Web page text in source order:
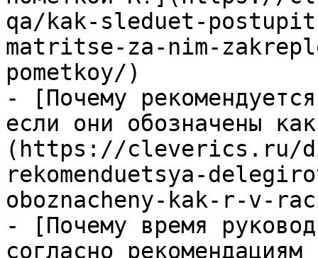
qa/kak-sleduet-
matritse-za-nim-
pometkoy/)
- [Почему
если они обозначены
(https://cleverics.ru/
rekomenduetsya-
oboznacheny-kak-r-v-
- [Почему время
согласно